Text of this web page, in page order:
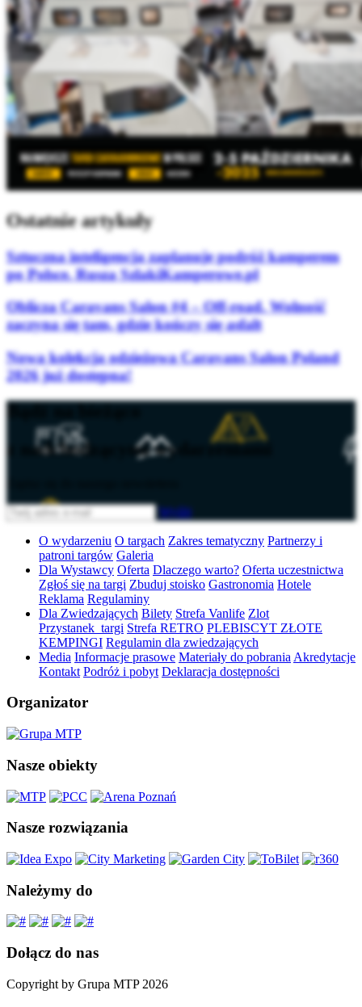
Ostatnie artykuły
Sztuczna inteligencja zaplanuje podróż kamperem
po Polsce. Rusza SzlakiKamperowe.pl
Oblicza Caravans Salon #4 – Off-road. Wolność
zaczyna się tam, gdzie kończy się asfalt
Nowa kolekcja odzieżowa Caravans Salon Poland
2026 już dostępna!
Bądź na bieżąco
z nadchodzącymi wydarzeniami
Wyślij
O wydarzeniu O targach Zakres tematyczny Partnerzy i
patroni targów Galeria
Dla Wystawcy Oferta Dlaczego warto? Oferta uczestnictwa
Zgłoś się na targi Zbuduj stoisko Gastronomia Hotele
Reklama Regulaminy
Dla Zwiedzających Bilety Strefa Vanlife Zlot
Przystanek_targi Strefa RETRO PLEBISCYT ZŁOTE
KEMPINGI Regulamin dla zwiedzających
Media Informacje prasowe Materiały do pobrania Akredytacje
Kontakt Podróż i pobyt Deklaracja dostępności
Organizator
Nasze obiekty
Nasze rozwiązania
Należymy do
Dołącz do nas
Copyright by Grupa MTP 2026